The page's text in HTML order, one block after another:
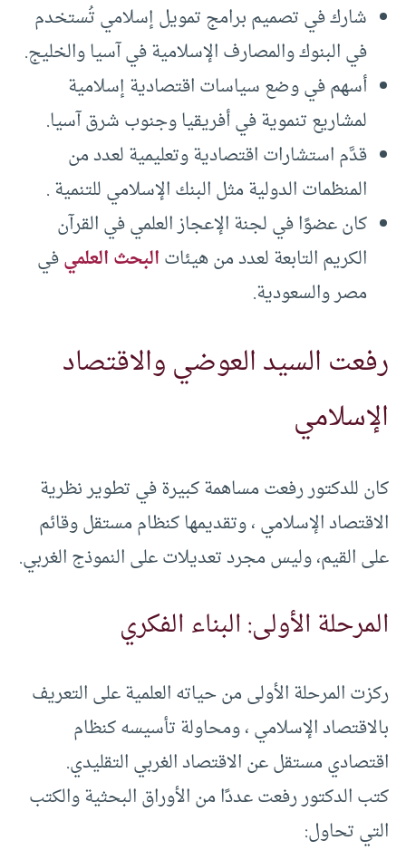
شارك في تصميم برامج تمويل إسلامي تُستخدم
في البنوك والمصارف الإسلامية في آسيا والخليج.
أسهم في وضع سياسات اقتصادية إسلامية
لمشاريع تنموية في أفريقيا وجنوب شرق آسيا.
قدَّم استشارات اقتصادية وتعليمية لعدد من
المنظمات الدولية مثل البنك الإسلامي للتنمية .
كان عضوًا في لجنة الإعجاز العلمي في القرآن
الكريم التابعة لعدد من هيئاتالبحث العلميفي
مصر والسعودية.
رفعت السيد العوضي والاقتصاد
الإسلامي
كان للدكتور رفعت مساهمة كبيرة في تطوير نظرية
الاقتصاد الإسلامي ، وتقديمها كنظام مستقل وقائم
على القيم، وليس مجرد تعديلات على النموذج الغربي.
المرحلة الأولى: البناء الفكري
ركزت المرحلة الأولى من حياته العلمية على التعريف
بالاقتصاد الإسلامي ، ومحاولة تأسيسه كنظام
اقتصادي مستقل عن الاقتصاد الغربي التقليدي.
كتب الدكتور رفعت عددًا من الأوراق البحثية والكتب
التي تحاول: